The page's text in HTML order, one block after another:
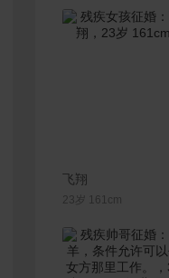
飞翔
23岁 161cm